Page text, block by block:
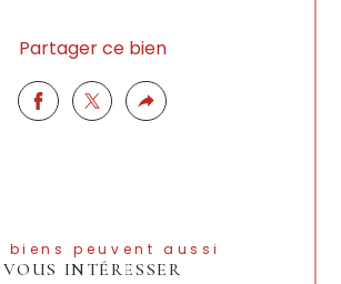
Partager ce bien
biens peuvent aussi
VOUS INTÉRESSER